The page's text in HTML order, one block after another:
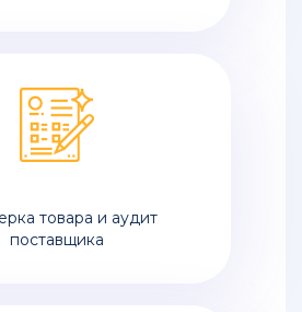
товара и аудит
поставщика